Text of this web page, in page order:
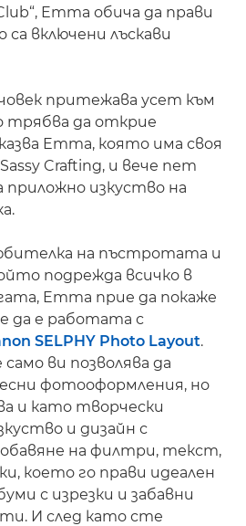
Emma обича да прави
са включени лъскави
притежава усет към
трябва да открие
Emma, която има своя
Crafting, и вече пет
приложно изкуство на
на пъстротата и
подрежда всичко в
Emma прие да покаже
да е работата с
SELPHY Photo Layout.
ви позволява да
фотооформления, но
и като творчески
и дизайн с
на филтри, текст,
което го прави идеален
с изрезки и забавни
И след като сте